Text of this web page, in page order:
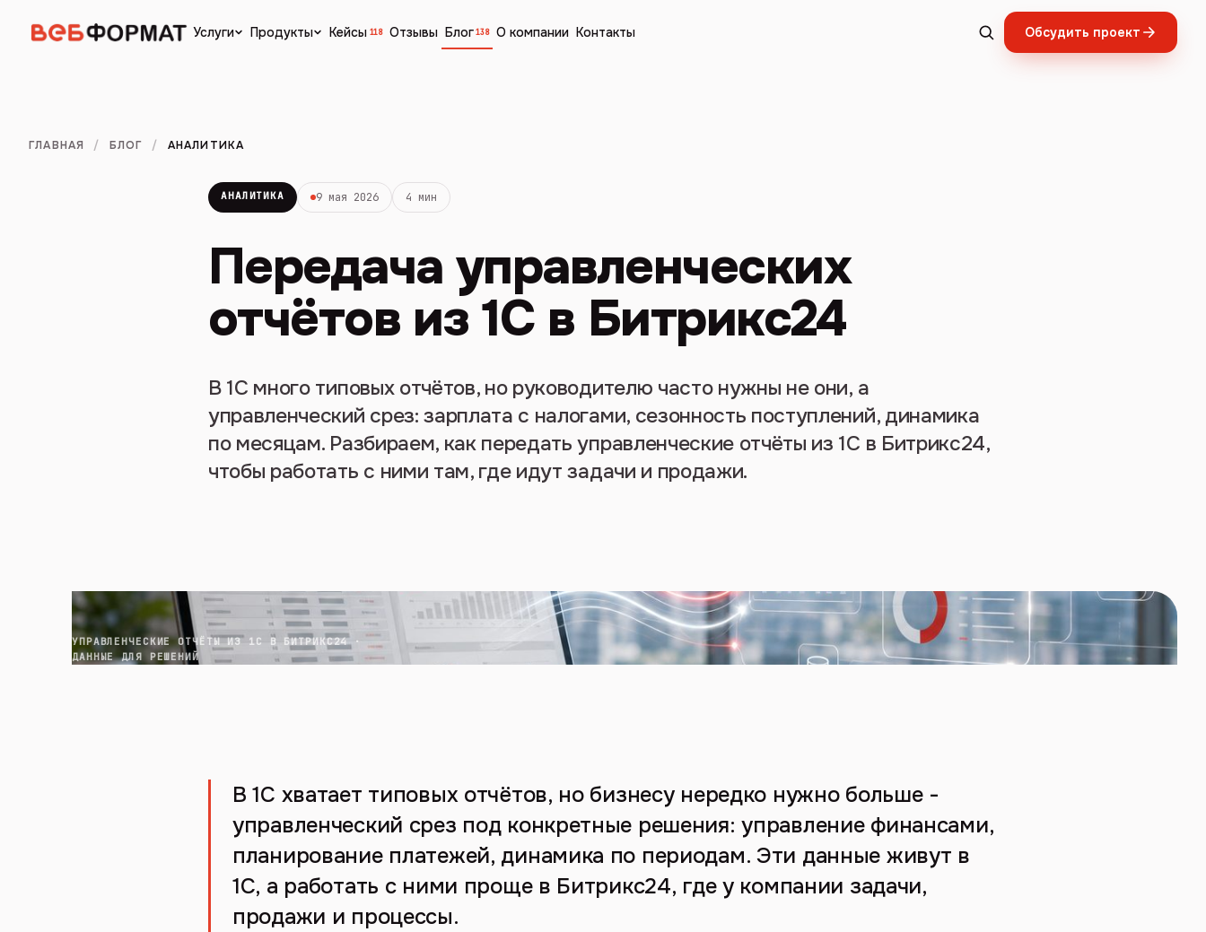
Услуги Продукты Кейсы 118 Отзывы Блог 138 О компании Контакты Обсудить проект
ГЛАВНАЯ / БЛОГ / АНАЛИТИКА
АНАЛИТИКА 9 мая 2026 4 мин
Передача управленческих
отчётов из 1С в Битрикс24
В 1С много типовых отчётов, но руководителю часто нужны не они, а
управленческий срез: зарплата с налогами, сезонность поступлений, динамика
по месяцам. Разбираем, как передать управленческие отчёты из 1С в Битрикс24,
чтобы работать с ними там, где идут задачи и продажи.
УПРАВЛЕНЧЕСКИЕ ОТЧЁТЫ ИЗ 1С В БИТРИКС24 ·
ДАННЫЕ ДЛЯ РЕШЕНИЙ
В 1С хватает типовых отчётов, но бизнесу нередко нужно больше -
управленческий срез под конкретные решения: управление финансами,
планирование платежей, динамика по периодам. Эти данные живут в
1С, а работать с ними проще в Битрикс24, где у компании задачи,
продажи и процессы.